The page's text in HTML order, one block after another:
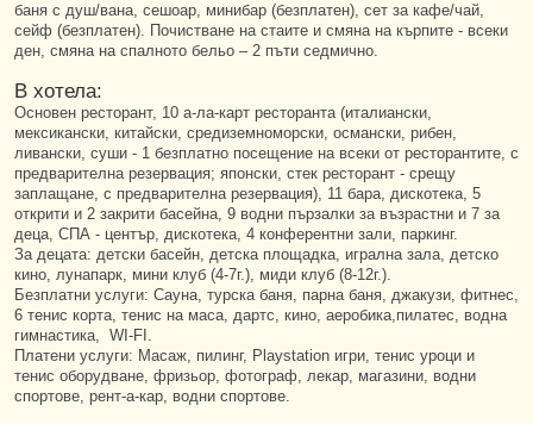
баня с душ/вана, сешоар, минибар (безплатен), сет за кафе/чай,
сейф (безплатен). Почистване на стаите и смяна на кърпите - всеки
ден, смяна на спалното бельо – 2 пъти седмично.
В хотела:
Основен ресторант, 10 а-ла-карт ресторанта (италиански,
мексикански, китайски, средиземноморски, османски, рибен,
ливански, суши - 1 безплатно посещение на всеки от ресторантите, с
предварителна резервация; японски, стек ресторант - срещу
заплащане, с предварителна резервация), 11 бара, дискотека, 5
открити и 2 закрити басейна, 9 водни пързалки за възрастни и 7 за
деца, СПА - център, дискотека, 4 конферентни зали, паркинг.
За децата: детски басейн, детска площадка, игрална зала, детско
кино, лунапарк, мини клуб (4-7г.), миди клуб (8-12г.).
Безплатни услуги: Сауна, турска баня, парна баня, джакузи, фитнес,
6 тенис корта, тенис на маса, дартс, кино, аеробика,пилатес, водна
гимнастика, WI-FI.
Платени услуги: Масаж, пилинг, Playstation игри, тенис уроци и
тенис оборудване, фризьор, фотограф, лекар, магазини, водни
спортове, рент-а-кар, водни спортове.